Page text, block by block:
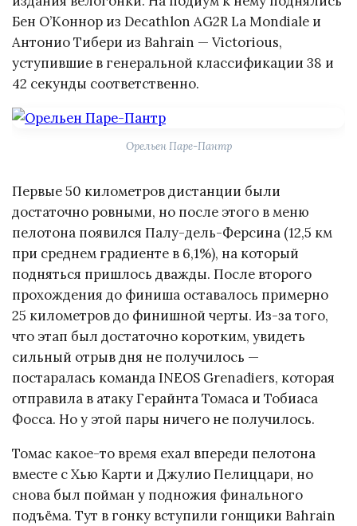
Бен О’Коннор из Decathlon AG2R La Mondiale и
Антонио Тибери из Bahrain — Victorious,
уступившие в генеральной классификации 38 и
42 секунды соответственно.
Орельен Паре-Пантр
Первые 50 километров дистанции были
достаточно ровными, но после этого в меню
пелотона появился Палу-дель-Ферсина (12,5 км
при среднем градиенте в 6,1%), на который
подняться пришлось дважды. После второго
прохождения до финиша оставалось примерно
25 километров до финишной черты. Из-за того,
что этап был достаточно коротким, увидеть
сильный отрыв дня не получилось —
постаралась команда INEOS Grenadiers, которая
отправила в атаку Герайнта Томаса и Тобиаса
Фосса. Но у этой пары ничего не получилось.
Томас какое-то время ехал впереди пелотона
вместе с Хью Карти и Джулио Пелиццари, но
снова был пойман у подножия финального
подъёма. Тут в гонку вступили гонщики Bahrain